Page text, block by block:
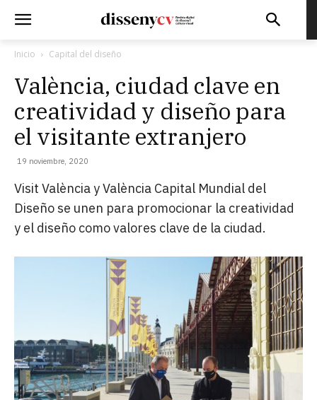
Inicio Capital del diseño
València, ciudad clave en
creatividad y diseño para
el visitante extranjero
19 noviembre, 2020
Visit València y València Capital Mundial del
Diseño se unen para promocionar la creatividad
y el diseño como valores clave de la ciudad.